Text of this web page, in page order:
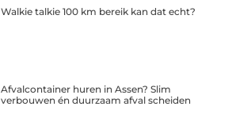
Walkie talkie 100 km bereik kan dat echt?
Afvalcontainer huren in Assen? Slim
verbouwen én duurzaam afval scheiden